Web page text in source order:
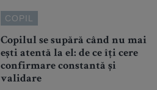
COPIL
Copilul se supără când nu mai
ești atentă la el: de ce îți cere
confirmare constantă și
validare